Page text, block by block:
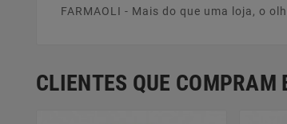
FARMAOLI - Mais do que uma loja, o
CLIENTES QUE